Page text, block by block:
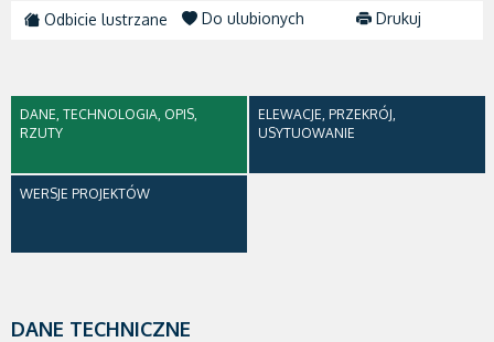
Odbicie lustrzane Do ulubionych Drukuj
DANE, TECHNOLOGIA, OPIS,
RZUTY
ELEWACJE, PRZEKRÓJ,
USYTUOWANIE
WERSJE PROJEKTÓW
DANE TECHNICZNE